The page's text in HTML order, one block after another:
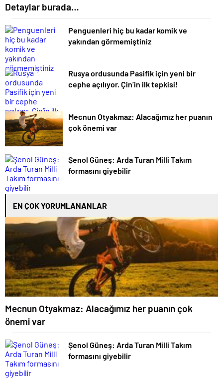
Detaylar burada…
Penguenleri hiç bu kadar komik ve
yakından görmemiştiniz
Rusya ordusunda Pasifik için yeni bir
cephe açılıyor. Çin’in ilk tepkisi!
Mecnun Otyakmaz: Alacağımız her puanın
çok önemi var
Şenol Güneş: Arda Turan Milli Takım
formasını giyebilir
EN ÇOK YORUMLANANLAR
Mecnun Otyakmaz: Alacağımız her puanın çok
önemi var
Şenol Güneş: Arda Turan Milli Takım
formasını giyebilir